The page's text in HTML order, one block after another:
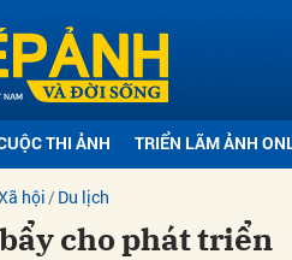
THI ẢNH TRIỂN LÃM ẢNH
hội Du lịch
cho phát triển